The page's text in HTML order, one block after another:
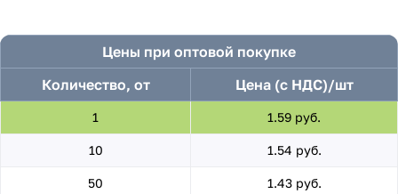
Цены при оптовой покупке
Количество, от
Цена (с НДС)/шт
1 1.59 руб.
10 1.54 руб.
50 1.43 руб.